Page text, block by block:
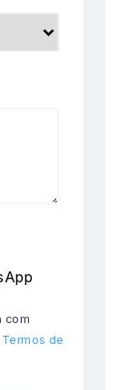
com
Termos de